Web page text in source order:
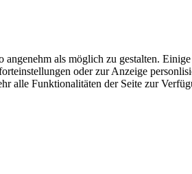
als möglich zu gestalten.
oder zur Anzeige
alle Funktionalitäten der Seite zur